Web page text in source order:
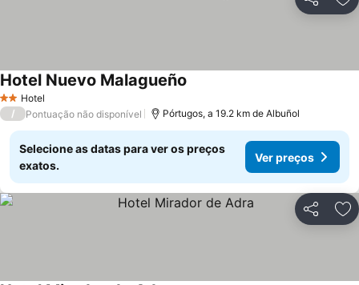
Partilhar
2 Estrelas
Hotel
Hotel Nuevo Malagueño
/ Pontuação não disponível Pórtugos, a 19.2 km de Albuñol
Selecione as datas para ver os preços
exatos.
Ver preços
Partilhar